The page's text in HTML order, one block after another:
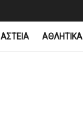
ΑΣΤΕΙΑ ΑΘΛΗΤΙΚΑ